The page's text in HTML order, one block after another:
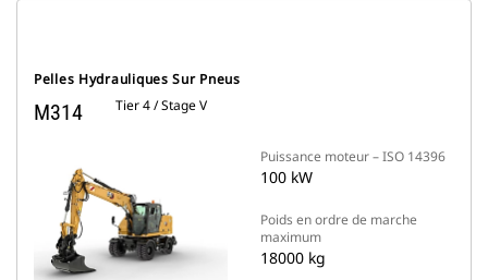
Pelles Hydrauliques Sur Pneus
M314 Tier 4 / Stage V
Puissance moteur – ISO 14396
100 kW
Poids en ordre de marche
maximum
18000 kg